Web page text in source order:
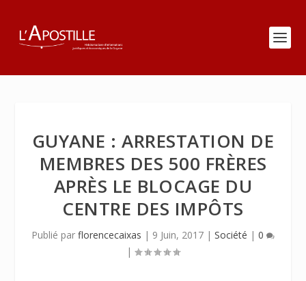
GUYANE : ARRESTATION DE
MEMBRES DES 500 FRÈRES
APRÈS LE BLOCAGE DU
CENTRE DES IMPÔTS
Publié par florencecaixas | 9 Juin, 2017 | Société | 0
|